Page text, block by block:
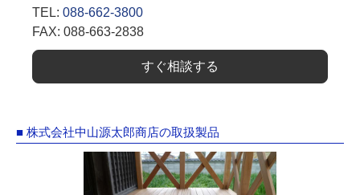
TEL: 088-662-3800
FAX: 088-663-2838
すぐ相談する
■ 株式会社中山源太郎商店の取扱製品